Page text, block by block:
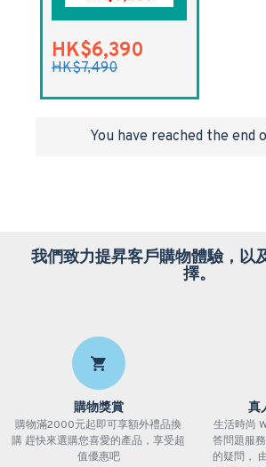
HK$6,390
HK$7,490
You have reached the end
我們致力提昇客戶購物體驗，以
擇。
購物獎賞
購物滿2000元起即可享額外禮品換
購 趕快來選購您喜愛的產品，享受超
值優惠吧
真
生活時尚
答問題服
的疑問，